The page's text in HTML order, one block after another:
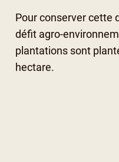
Pour conserver cette
défit agro-
plantations sont
hectare.